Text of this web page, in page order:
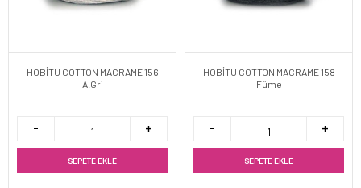
HOBİTU COTTON MACRAME 156
A.Gri
SEPETE EKLE
HOBİTU COTTON MACRAME 158
Füme
SEPETE EKLE